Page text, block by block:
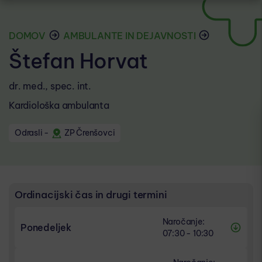
DOMOV AMBULANTE IN DEJAVNOSTI
Štefan Horvat
dr. med., spec. int.
Kardiološka ambulanta
Odrasli - ZP Črenšovci
Ordinacijski čas in drugi termini
Ponedeljek
Naročanje:
07:30 - 10:30